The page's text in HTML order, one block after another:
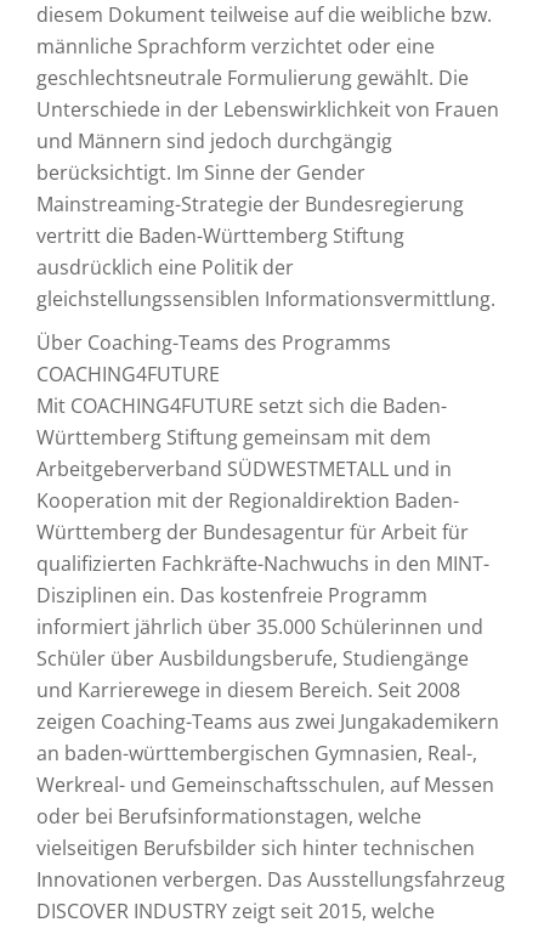
diesem Dokument teilweise auf die weibliche bzw.
männliche Sprachform verzichtet oder eine
geschlechtsneutrale Formulierung gewählt. Die
Unterschiede in der Lebenswirklichkeit von Frauen
und Männern sind jedoch durchgängig
berücksichtigt. Im Sinne der Gender
Mainstreaming-Strategie der Bundesregierung
vertritt die Baden-Württemberg Stiftung
ausdrücklich eine Politik der
gleichstellungssensiblen Informationsvermittlung.
Über Coaching-Teams des Programms
COACHING4FUTURE
Mit COACHING4FUTURE setzt sich die Baden-
Württemberg Stiftung gemeinsam mit dem
Arbeitgeberverband SÜDWESTMETALL und in
Kooperation mit der Regionaldirektion Baden-
Württemberg der Bundesagentur für Arbeit für
qualifizierten Fachkräfte-Nachwuchs in den MINT-
Disziplinen ein. Das kostenfreie Programm
informiert jährlich über 35.000 Schülerinnen und
Schüler über Ausbildungsberufe, Studiengänge
und Karrierewege in diesem Bereich. Seit 2008
zeigen Coaching-Teams aus zwei Jungakademikern
an baden-württembergischen Gymnasien, Real-,
Werkreal- und Gemeinschaftsschulen, auf Messen
oder bei Berufsinformationstagen, welche
vielseitigen Berufsbilder sich hinter technischen
Innovationen verbergen. Das Ausstellungsfahrzeug
DISCOVER INDUSTRY zeigt seit 2015, welche